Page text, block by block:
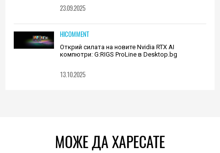
23.09.2025
HICOMMENT
Открий силата на новите Nvidia RTX AI
компютри: G:RIGS ProLine в Desktop.bg
13.10.2025
МОЖЕ ДА ХАРЕСАТЕ